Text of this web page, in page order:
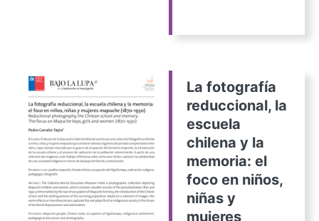
La fotografía
reduccional, la
escuela
chilena y la
memoria: el
foco en niños,
niñas y
mujeres